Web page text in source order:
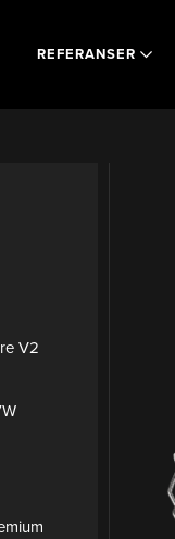
REFERANSER
V2